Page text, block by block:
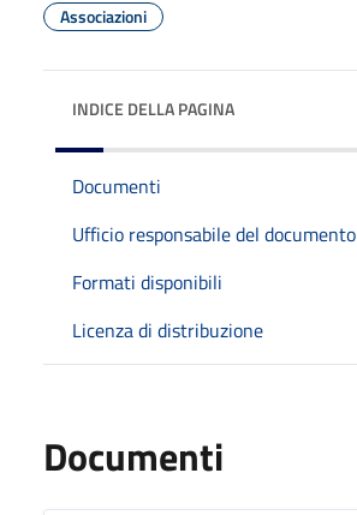
Associazioni
INDICE DELLA PAGINA
Documenti
Ufficio responsabile del documento
Formati disponibili
Licenza di distribuzione
Documenti